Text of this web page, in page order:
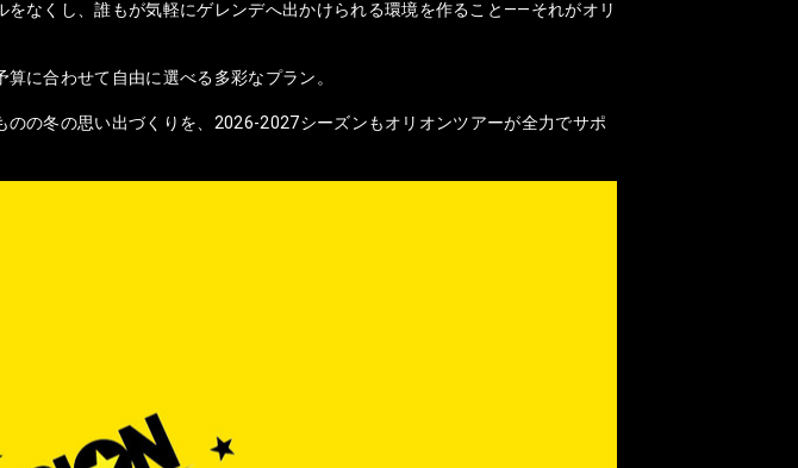
なくし、誰もが気軽にゲレンデへ出かけられる環境を作ること——それがオリ
に合わせて自由に選べる多彩なプラン。
の冬の思い出づくりを、2026-2027シーズンもオリオンツアーが全力でサポ